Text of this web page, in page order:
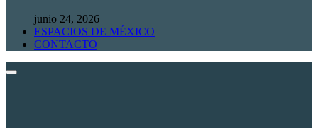
junio 24, 2026
ESPACIOS DE MÉXICO
CONTACTO